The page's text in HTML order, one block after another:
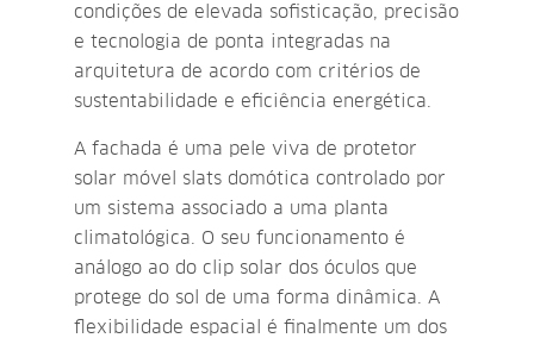
condições de elevada sofisticação, precisão
e tecnologia de ponta integradas na
arquitetura de acordo com critérios de
sustentabilidade e eficiência energética.
A fachada é uma pele viva de protetor
solar móvel slats domótica controlado por
um sistema associado a uma planta
climatológica. O seu funcionamento é
análogo ao do clip solar dos óculos que
protege do sol de uma forma dinâmica. A
flexibilidade espacial é finalmente um dos